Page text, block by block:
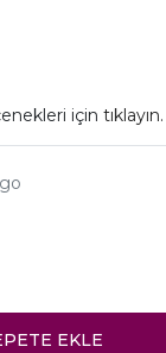
için tıklayın.
EKLE